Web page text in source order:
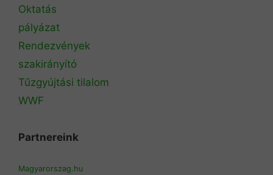
Oktatás
pályázat
Rendezvények
szakirányító
Tűzgyújtási tilalom
WWF
Partnereink
Magyarorszag.hu